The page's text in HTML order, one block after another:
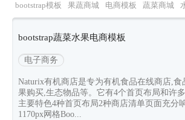
bootstrap模板 果蔬商城 电商模板 蔬菜商城
果商城
bootstrap蔬菜水果电商模板
电子商务
Naturix有机商店是专为有机食品在线商店,食
果购买,生态物品等。它有4个首页布局和许
主要特色4种首页布局2种商店清单页面充分
1170px网格Boo...